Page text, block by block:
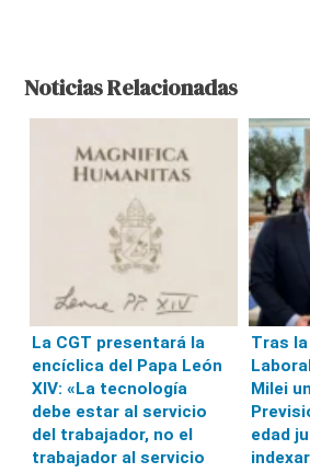
Noticias Relacionadas
La CGT presentará la
encíclica del Papa León
XIV: «La tecnología
debe estar al servicio
del trabajador, no el
trabajador al servicio
Tras
Milei
edad